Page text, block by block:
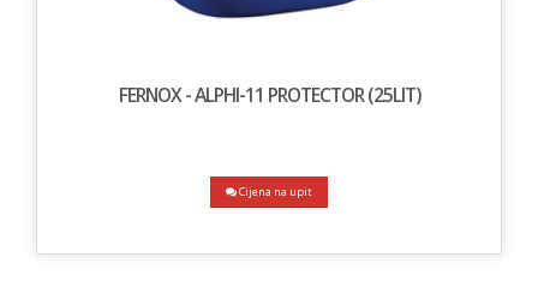
FERNOX - ALPHI-11 PROTECTOR (25LIT)
Cijena na upit